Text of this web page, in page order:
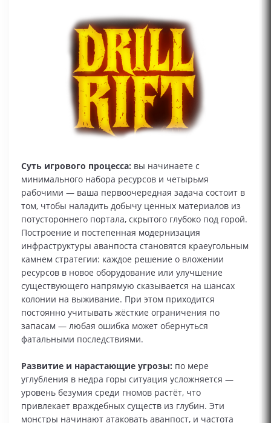
Суть игрового процесса: вы начинаете с
минимального набора ресурсов и четырьмя
рабочими — ваша первоочередная задача состоит в
том, чтобы наладить добычу ценных материалов из
потустороннего портала, скрытого глубоко под горой.
Построение и постепенная модернизация
инфраструктуры аванпоста становятся краеугольным
камнем стратегии: каждое решение о вложении
ресурсов в новое оборудование или улучшение
существующего напрямую сказывается на шансах
колонии на выживание. При этом приходится
постоянно учитывать жёсткие ограничения по
запасам — любая ошибка может обернуться
фатальными последствиями.
Развитие и нарастающие угрозы: по мере
углубления в недра горы ситуация усложняется —
уровень безумия среди гномов растёт, что
привлекает враждебных существ из глубин. Эти
монстры начинают атаковать аванпост, и частота